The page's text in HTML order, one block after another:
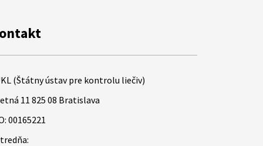
(Štátny ústav pre kontrolu liečiv)
11 825 08 Bratislava
00165221